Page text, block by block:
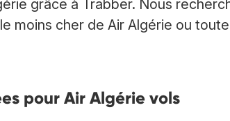
grâce à Trabber. Nous
moins cher de Air Algérie ou
pour Air Algérie vols